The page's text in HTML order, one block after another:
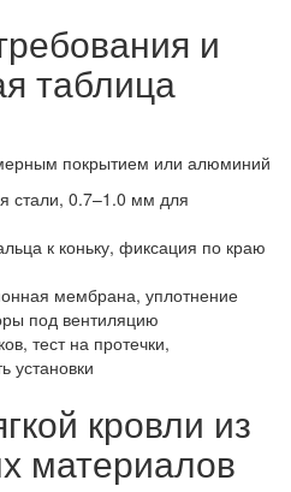
и
таблица
покрытием или алюминий
стали, 0.7–1.0 мм для
к коньку, фиксация по краю
мембрана, уплотнение
под вентиляцию
тест на протечки,
установки
кровли из
материалов